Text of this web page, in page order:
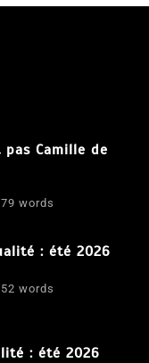
pas Camille de
words
: été 2026
words
: été 2026